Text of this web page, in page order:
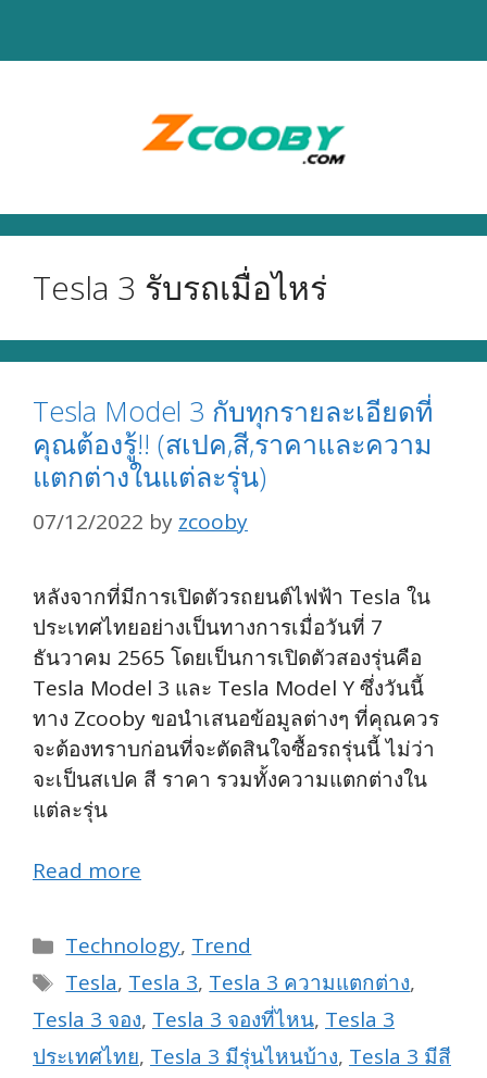
Tesla 3 รับรถเมื่อไหร่
Tesla Model 3 กับทุกรายละเอียดที่
คุณต้องรู้!! (สเปค,สี,ราคาและความ
แตกต่างในแต่ละรุ่น)
07/12/2022 by zcooby
หลังจากที่มีการเปิดตัวรถยนต์ไฟฟ้า Tesla ใน
ประเทศไทยอย่างเป็นทางการเมื่อวันที่ 7
ธันวาคม 2565 โดยเป็นการเปิดตัวสองรุ่นคือ
Tesla Model 3 และ Tesla Model Y ซึ่งวันนี้
ทาง Zcooby ขอนำเสนอข้อมูลต่างๆ ที่คุณควร
จะต้องทราบก่อนที่จะตัดสินใจซื้อรถรุ่นนี้ ไม่ว่า
จะเป็นสเปค สี ราคา รวมทั้งความแตกต่างใน
แต่ละรุ่น
Read more
Categories
Technology, Trend
Tags
Tesla, Tesla 3, Tesla 3 ความแตกต่าง,
Tesla 3 จอง, Tesla 3 จองที่ไหน, Tesla 3
ประเทศไทย, Tesla 3 มีรุ่นไหนบ้าง, Tesla 3 มีสี